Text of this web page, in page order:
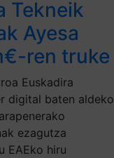
Tekneik
Ayesa
ren truke
Euskadira
digital baten aldeko
ezagutza
EAEko hiru